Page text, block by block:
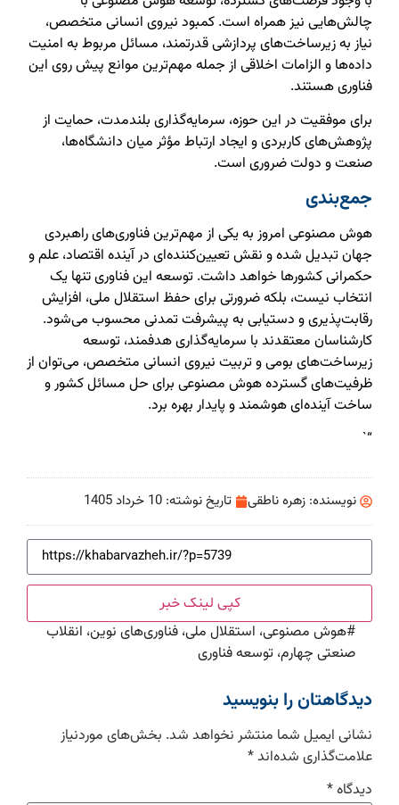
چالش‌هایی نیز همراه است. کمبود نیروی انسانی متخصص،
نیاز به زیرساخت‌های پردازشی قدرتمند، مسائل مربوط به امنیت
داده‌ها و الزامات اخلاقی از جمله مهم‌ترین موانع پیش روی این
فناوری هستند.
برای موفقیت در این حوزه، سرمایه‌گذاری بلندمدت، حمایت از
پژوهش‌های کاربردی و ایجاد ارتباط مؤثر میان دانشگاه‌ها،
صنعت و دولت ضروری است.
جمع‌بندی
هوش مصنوعی امروز به یکی از مهم‌ترین فناوری‌های راهبردی
جهان تبدیل شده و نقش تعیین‌کننده‌ای در آینده اقتصاد، علم و
حکمرانی کشورها خواهد داشت. توسعه این فناوری تنها یک
انتخاب نیست، بلکه ضرورتی برای حفظ استقلال ملی، افزایش
رقابت‌پذیری و دستیابی به پیشرفت تمدنی محسوب می‌شود.
کارشناسان معتقدند با سرمایه‌گذاری هدفمند، توسعه
زیرساخت‌های بومی و تربیت نیروی انسانی متخصص، می‌توان از
ظرفیت‌های گسترده هوش مصنوعی برای حل مسائل کشور و
ساخت آینده‌ای هوشمند و پایدار بهره برد.
“`
نویسنده: زهره ناطقی تاریخ نوشته: 10 خرداد 1405
کپی لینک خبر
#هوش مصنوعی، استقلال ملی، فناوری‌های نوین، انقلاب
صنعتی چهارم، توسعه فناوری
دیدگاهتان را بنویسید
نشانی ایمیل شما منتشر نخواهد شد. بخش‌های موردنیاز
علامت‌گذاری شده‌اند*
دیدگاه*